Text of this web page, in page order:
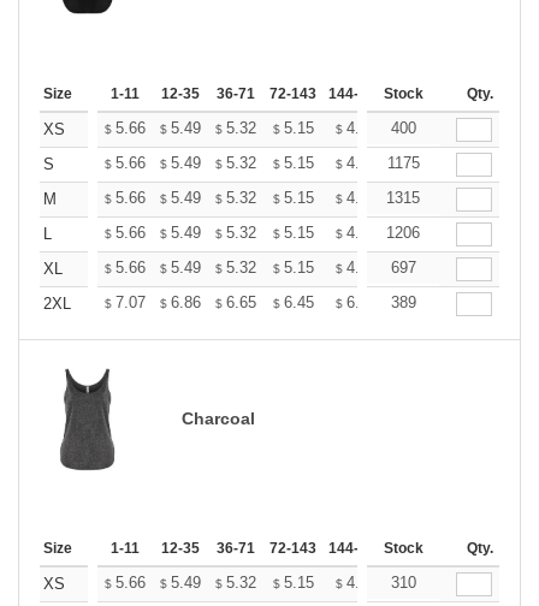
Size 1-11 12-35 36-71 72-143 144-287 288 + More
Stock Qty.
XS $ 5.66 $ 5.49 $ 5.32 $ 5.15 $ 4.99 $4.90
400
S
$ 5.66 $ 5.49 $ 5.32 $ 5.15 $ 4.99 $4.90
1175
M
$ 5.66 $ 5.49 $ 5.32 $ 5.15 $ 4.99 $4.90
1315
L
$ 5.66 $ 5.49 $ 5.32 $ 5.15 $ 4.99 $4.90
1206
XL
$ 5.66 $ 5.49 $ 5.32 $ 5.15 $ 4.99 $4.90
697
2XL
$ 7.07 $ 6.86 $ 6.65 $ 6.45 $ 6.24 $6.13
389
Charcoal
Size 1-11 12-35 36-71 72-143 144-287 288 + More
Stock Qty.
XS $ 5.66 $ 5.49 $ 5.32 $ 5.15 $ 4.99 $4.90
310